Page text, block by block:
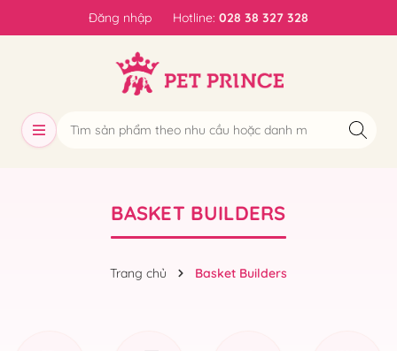
Đăng nhập Hotline: 028 38 327 328
BASKET BUILDERS
Trang chủ Basket Builders